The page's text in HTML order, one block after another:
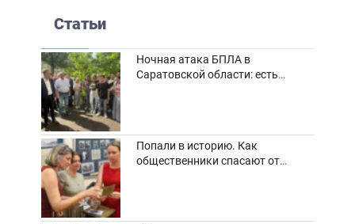
Статьи
Ночная атака БПЛА в
Саратовской области: есть
Попали в историю. Как
общественники спасают от